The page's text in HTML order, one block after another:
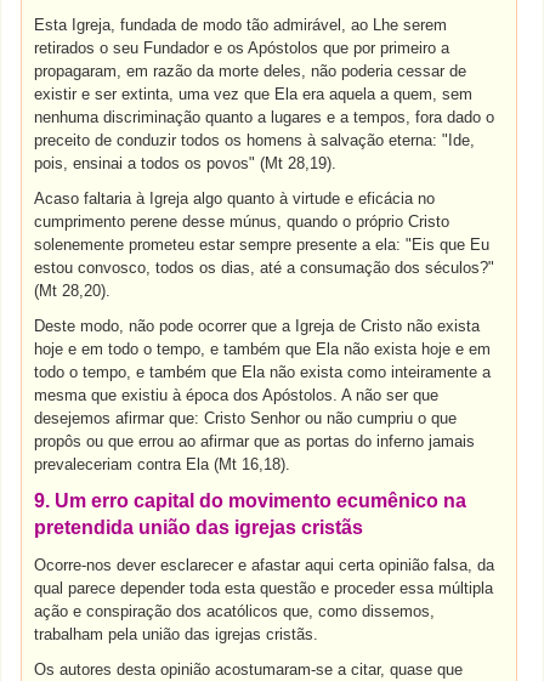
Esta Igreja, fundada de modo tão admirável, ao Lhe serem
retirados o seu Fundador e os Apóstolos que por primeiro a
propagaram, em razão da morte deles, não poderia cessar de
existir e ser extinta, uma vez que Ela era aquela a quem, sem
nenhuma discriminação quanto a lugares e a tempos, fora dado o
preceito de conduzir todos os homens à salvação eterna: "Ide,
pois, ensinai a todos os povos" (Mt 28,19).
Acaso faltaria à Igreja algo quanto à virtude e eficácia no
cumprimento perene desse múnus, quando o próprio Cristo
solenemente prometeu estar sempre presente a ela: "Eis que Eu
estou convosco, todos os dias, até a consumação dos séculos?"
(Mt 28,20).
Deste modo, não pode ocorrer que a Igreja de Cristo não exista
hoje e em todo o tempo, e também que Ela não exista hoje e em
todo o tempo, e também que Ela não exista como inteiramente a
mesma que existiu à época dos Apóstolos. A não ser que
desejemos afirmar que: Cristo Senhor ou não cumpriu o que
propôs ou que errou ao afirmar que as portas do inferno jamais
prevaleceriam contra Ela (Mt 16,18).
9. Um erro capital do movimento ecumênico na
pretendida união das igrejas cristãs
Ocorre-nos dever esclarecer e afastar aqui certa opinião falsa, da
qual parece depender toda esta questão e proceder essa múltipla
ação e conspiração dos acatólicos que, como dissemos,
trabalham pela união das igrejas cristãs.
Os autores desta opinião acostumaram-se a citar, quase que